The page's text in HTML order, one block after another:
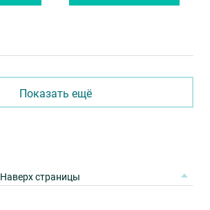
Показать ещё
Наверх страницы